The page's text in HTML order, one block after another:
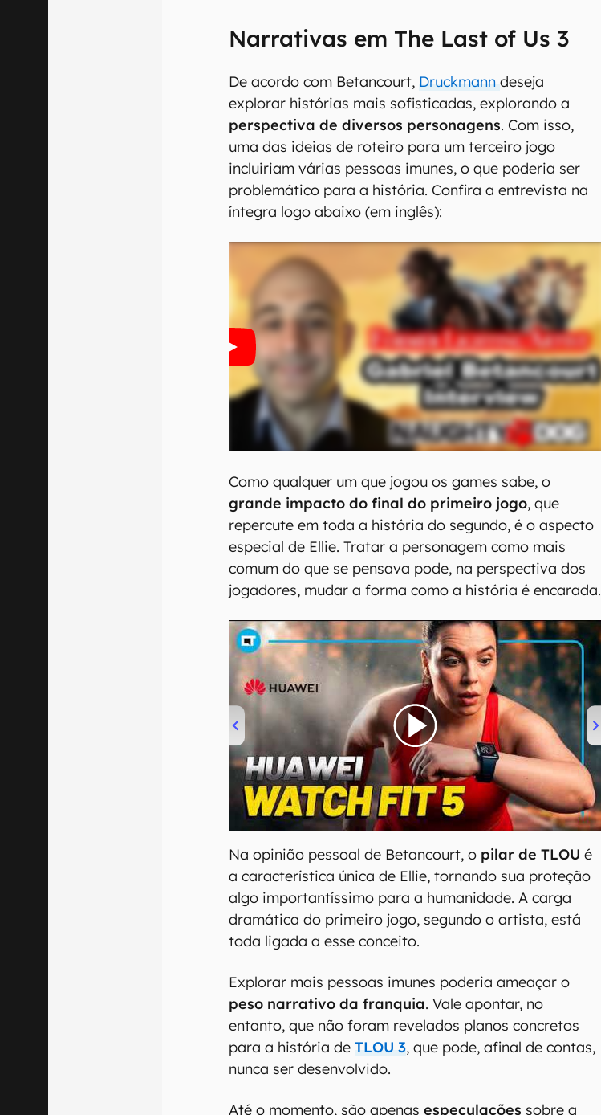
Narrativas em The Last of Us 3
De acordo com Betancourt, Druckmanndeseja
explorar histórias mais sofisticadas, explorando a
perspectiva de diversos personagens. Com isso,
uma das ideias de roteiro para um terceiro jogo
incluiriam várias pessoas imunes, o que poderia ser
problemático para a história. Confira a entrevista na
íntegra logo abaixo (em inglês):
Como qualquer um que jogou os games sabe, o
grande impacto do final do primeiro jogo, que
repercute em toda a história do segundo, é o aspecto
especial de Ellie. Tratar a personagem como mais
comum do que se pensava pode, na perspectiva dos
jogadores, mudar a forma como a história é encarada.
00:00/04:51
Na opinião pessoal de Betancourt, o pilar de TLOU é
a característica única de Ellie, tornando sua proteção
algo importantíssimo para a humanidade. A carga
dramática do primeiro jogo, segundo o artista, está
toda ligada a esse conceito.
Explorar mais pessoas imunes poderia ameaçar o
peso narrativo da franquia. Vale apontar, no
entanto, que não foram revelados planos concretos
para a história deTLOU 3, que pode, afinal de contas,
nunca ser desenvolvido.
Até o momento, são apenasespeculações sobre a